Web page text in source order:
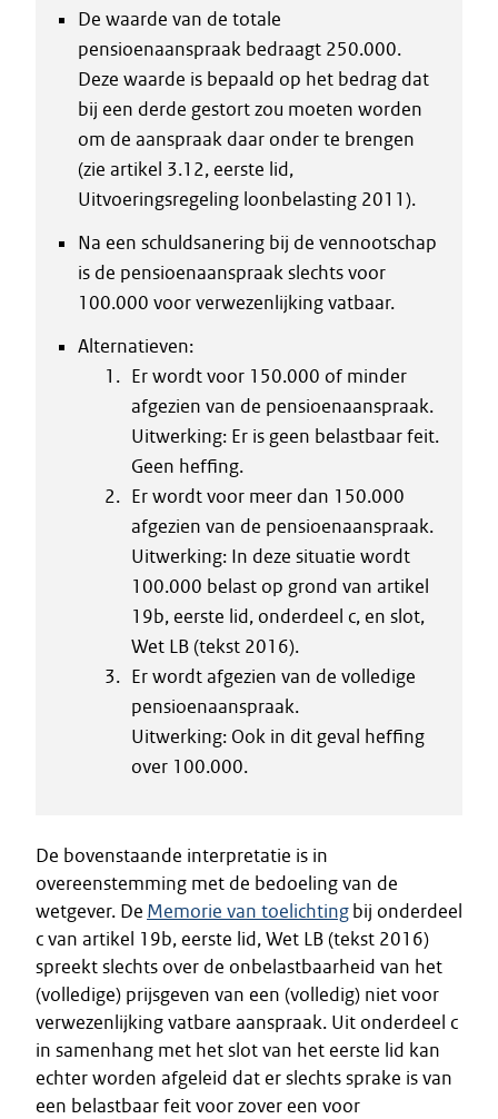
De waarde van de totale
pensioenaanspraak bedraagt 250.000.
Deze waarde is bepaald op het bedrag dat
bij een derde gestort zou moeten worden
om de aanspraak daar onder te brengen
(zie artikel 3.12, eerste lid,
Uitvoeringsregeling loonbelasting 2011).
Na een schuldsanering bij de vennootschap
is de pensioenaanspraak slechts voor
100.000 voor verwezenlijking vatbaar.
Alternatieven:
Er wordt voor 150.000 of minder
afgezien van de pensioenaanspraak.
Uitwerking: Er is geen belastbaar feit.
Geen heffing.
Er wordt voor meer dan 150.000
afgezien van de pensioenaanspraak.
Uitwerking: In deze situatie wordt
100.000 belast op grond van artikel
19b, eerste lid, onderdeel c, en slot,
Wet LB (tekst 2016).
Er wordt afgezien van de volledige
pensioenaanspraak.
Uitwerking: Ook in dit geval heffing
over 100.000.
De bovenstaande interpretatie is in
overeenstemming met de bedoeling van de
wetgever. De Memorie van toelichting bij onderdeel
c van artikel 19b, eerste lid, Wet LB (tekst 2016)
spreekt slechts over de onbelastbaarheid van het
(volledige) prijsgeven van een (volledig) niet voor
verwezenlijking vatbare aanspraak. Uit onderdeel c
in samenhang met het slot van het eerste lid kan
echter worden afgeleid dat er slechts sprake is van
een belastbaar feit voor zover een voor